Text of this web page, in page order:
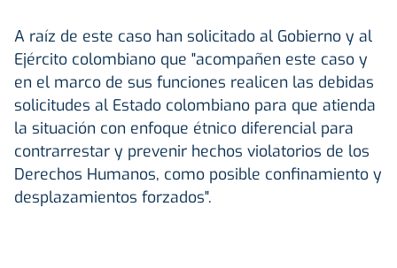
A raíz de este caso han solicitado al Gobierno y al
Ejército colombiano que "acompañen este caso y
en el marco de sus funciones realicen las debidas
solicitudes al Estado colombiano para que atienda
la situación con enfoque étnico diferencial para
contrarrestar y prevenir hechos violatorios de los
Derechos Humanos, como posible confinamiento y
desplazamientos forzados".